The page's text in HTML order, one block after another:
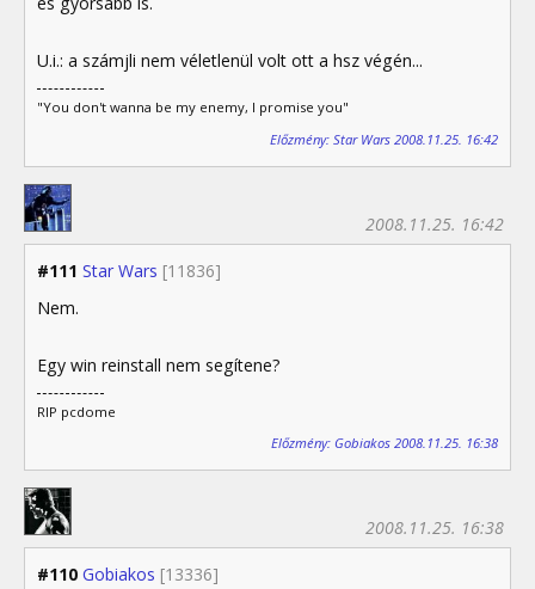
U.i.: a számjli nem véletlenül volt ott a hsz végén...
"You don't wanna be my enemy, I promise you"
Előzmény: Star Wars 2008.11.25. 16:42
#111 Star Wars [11836]
2008.11.25. 16:42
Nem.
Egy win reinstall nem segítene?
RIP pcdome
Előzmény: Gobiakos 2008.11.25. 16:38
#110 Gobiakos [13336]
2008.11.25. 16:38